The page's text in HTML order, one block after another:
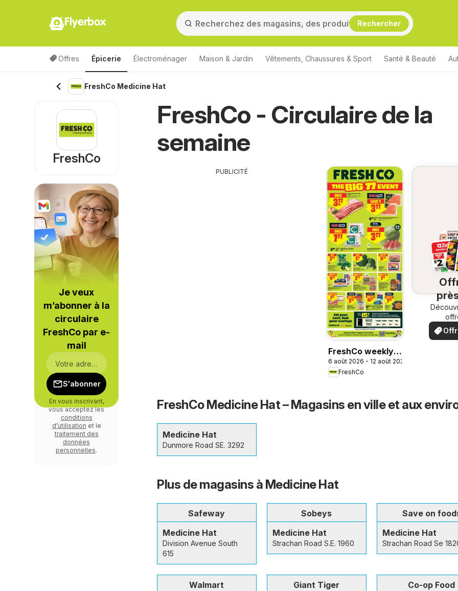
Flyerbox Rechercher
Offres Épicerie Électroménager Maison & Jardin Vêtements, Chaussures & Sport Santé & Beauté
FreshCo Medicine Hat
FreshCo - Circulaire de la
semaine
PUBLICITÉ
FreshCo weekly
flyer / circulaire
6 août 2026 - 12 août 2026
FreshCo
chez
FreshCo Medicine Hat – Magasins en ville et aux
Medicine Hat
Dunmore Road SE. 3292
Plus de magasins à Medicine Hat
Safeway
Medicine Hat
Division Avenue South
615
Sobeys
Medicine Hat
Strachan Road S.E. 1960
Save on
Medicine Hat
Strachan Road Se
Walmart
Giant Tiger
Co-op Food
FreshCo
Je veux
m’abonner à la
circulaire
FreshCo par e-
mail
S'abonner
En vous inscrivant,
vous acceptez les
conditions
d’utilisation et le
traitement des
données
personnelles.